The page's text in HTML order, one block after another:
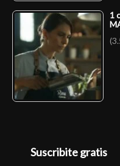
1
Suscribite gratis